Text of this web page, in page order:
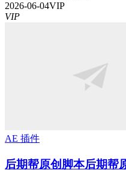
2026-06-04VIP
VIP
AE 插件
后期帮原创脚本后期帮